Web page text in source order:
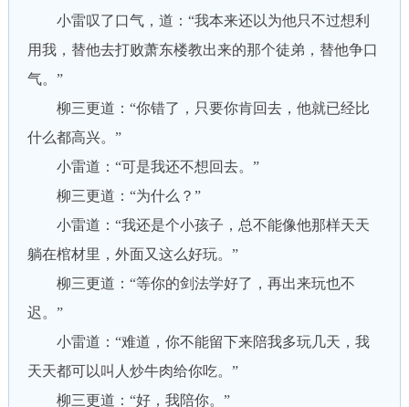
小雷叹了口气，道：“我本来还以为他只不过想利
用我，替他去打败萧东楼教出来的那个徒弟，替他争口
气。”
柳三更道：“你错了，只要你肯回去，他就已经比
什么都高兴。”
小雷道：“可是我还不想回去。”
柳三更道：“为什么？”
小雷道：“我还是个小孩子，总不能像他那样天天
躺在棺材里，外面又这么好玩。”
柳三更道：“等你的剑法学好了，再出来玩也不
迟。”
小雷道：“难道，你不能留下来陪我多玩几天，我
天天都可以叫人炒牛肉给你吃。”
柳三更道：“好，我陪你。”